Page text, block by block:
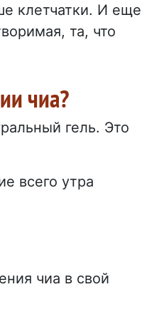
клетчатки. И еще
та, что
чиа?
гель. Это
всего утра
чиа в свой